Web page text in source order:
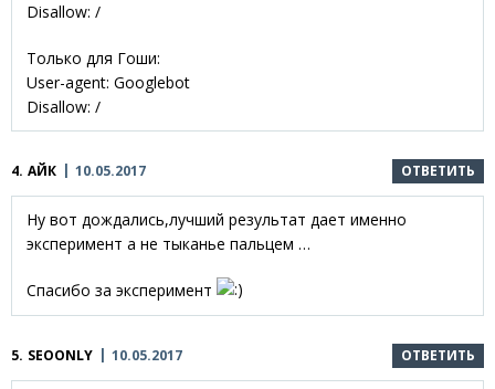
Disallow: /
Только для Гоши:
User-agent: Googlebot
Disallow: /
4. АЙК 10.05.2017 ОТВЕТИТЬ
Ну вот дождались,лучший результат дает именно
эксперимент а не тыканье пальцем …
Спасибо за эксперимент
5. SEOONLY 10.05.2017 ОТВЕТИТЬ